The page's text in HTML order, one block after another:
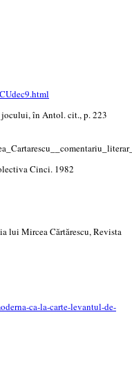
în Antol. cit., p. 223
Cinci. 1982
lui Mircea Cărtărescu, Revista
ca-la-carte-levantul-de-